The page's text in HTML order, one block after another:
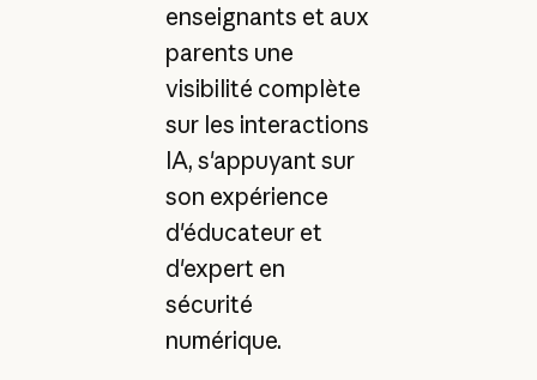
enseignants et aux
parents une
visibilité complète
sur les interactions
IA, s'appuyant sur
son expérience
d'éducateur et
d'expert en
sécurité
numérique.